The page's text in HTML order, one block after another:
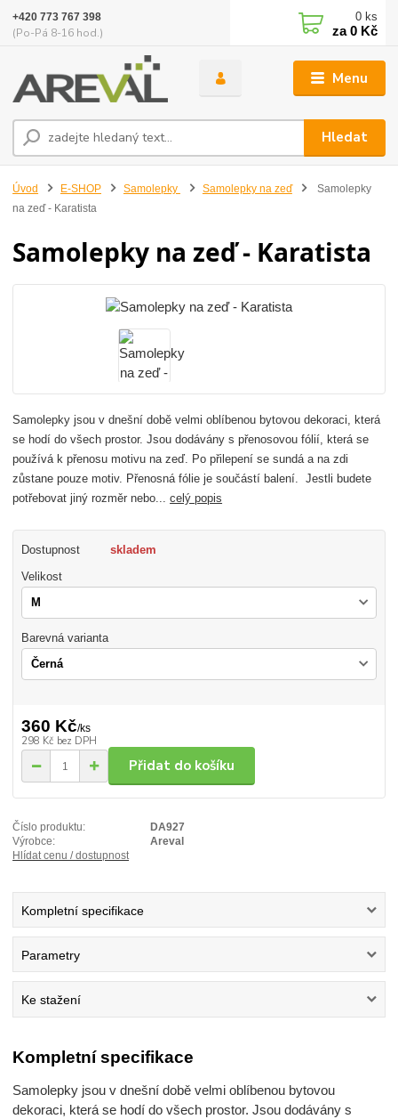
Menu
Hledat
+420 773 767 398
(Po-Pá 8-16 hod.)
0 ks
za0 Kč
Úvod E-SHOP Samolepky Samolepky na zeď
Samolepky
na zeď - Karatista
Samolepky na zeď - Karatista
Samolepky jsou v dnešní době velmi oblíbenou bytovou dekoraci, která
se hodí do všech prostor. Jsou dodávány s přenosovou fólií, která se
používá k přenosu motivu na zeď. Po přilepení se sundá a na zdi
zůstane pouze motiv. Přenosná fólie je součástí balení. Jestli budete
potřebovat jiný rozměr nebo...celý popis
Dostupnost skladem
Velikost
Barevná varianta
360 Kč/ks
298 Kč bez DPH
Přidat do košíku
Číslo produktu:
DA927
Výrobce:
Areval
Hlídat cenu / dostupnost
Kompletní specifikace
Parametry
Ke stažení
Kompletní specifikace
Samolepky jsou v dnešní době velmi oblíbenou bytovou
dekoraci, která se hodí do všech prostor. Jsou dodávány s